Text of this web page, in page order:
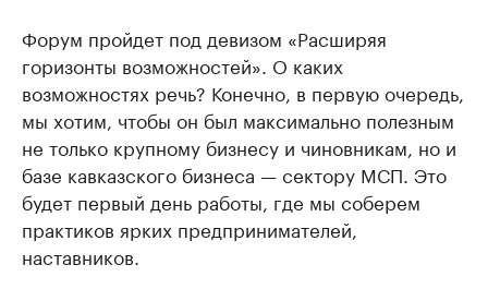
Форум пройдет под девизом «Расширяя
горизонты возможностей». О каких
возможностях речь? Конечно, в первую очередь,
мы хотим, чтобы он был максимально полезным
не только крупному бизнесу и чиновникам, но и
базе кавказского бизнеса — сектору МСП. Это
будет первый день работы, где мы соберем
практиков ярких предпринимателей,
наставников.